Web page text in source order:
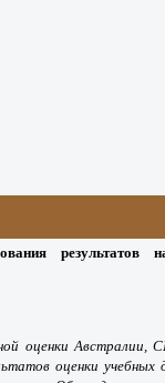
результатов
оценки
оценки